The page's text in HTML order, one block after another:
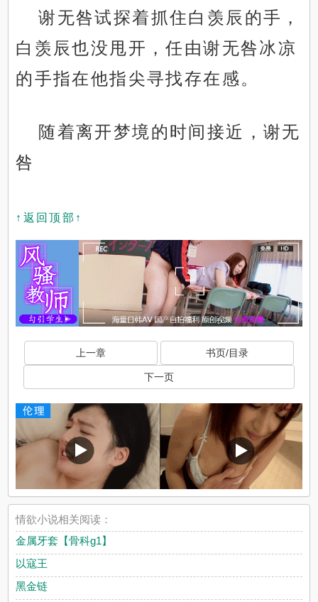
谢无咎试探着抓住白羡辰的手，
白羡辰也没甩开，任由谢无咎冰凉
的手指在他指尖寻找存在感。
随着离开梦境的时间接近，谢无
咎
↑返回顶部↑
上一章 书页/目录
下一页
情欲小说相关阅读：
金属牙套【骨科g1】
以寇王
黑金链